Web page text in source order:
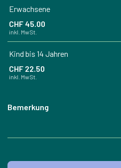
Erwachsene
CHF 45.00
inkl. MwSt.
Kind bis 14 Jahren
CHF 22.50
inkl. MwSt.
Bemerkung